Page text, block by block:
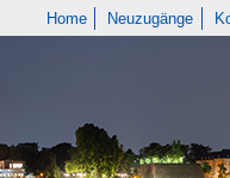
Home Neuzugänge